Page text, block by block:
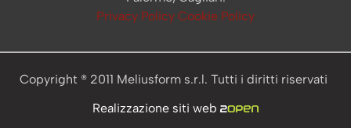
Privacy Policy Cookie Policy
Copyright ® 2011 Meliusform s.r.l. Tutti i diritti riservati
Realizzazione siti web